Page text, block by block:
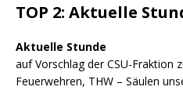
TOP 2: Aktuelle
Aktuelle Stunde
auf Vorschlag der CSU-Fraktion
Feuerwehren, THW – Säulen